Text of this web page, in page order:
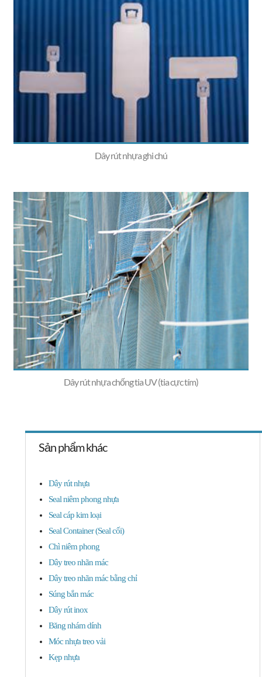
Dây rút nhựa ghi chú
Dây rút nhựa chống tia UV (tia cực tím)
Sản phẩm khác
Dây rút nhựa
Seal niêm phong nhựa
Seal cáp kim loại
Seal Container (Seal cối)
Chì niêm phong
Dây treo nhãn mác
Dây treo nhãn mác bằng chỉ
Súng bắn mác
Dây rút inox
Băng nhám dính
Móc nhựa treo vải
Kẹp nhựa